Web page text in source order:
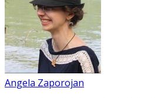
Angela Zaporojan